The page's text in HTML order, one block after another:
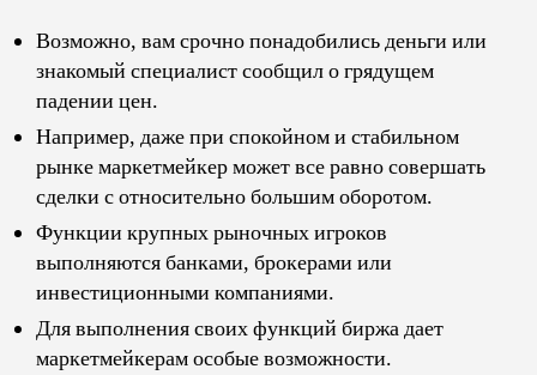
Возможно, вам срочно понадобились деньги или
знакомый специалист сообщил о грядущем
падении цен.
Например, даже при спокойном и стабильном
рынке маркетмейкер может все равно совершать
сделки с относительно большим оборотом.
Функции крупных рыночных игроков
выполняются банками, брокерами или
инвестиционными компаниями.
Для выполнения своих функций биржа дает
маркетмейкерам особые возможности.